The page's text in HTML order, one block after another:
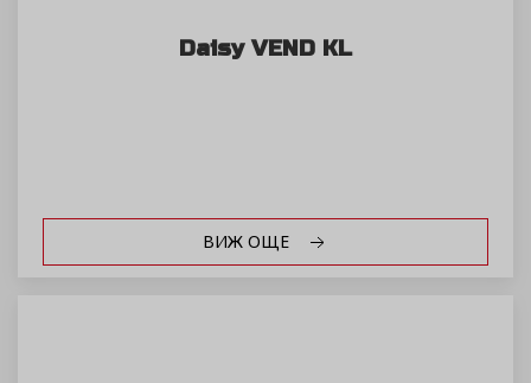
Daisy VEND KL
ВИЖ ОЩЕ